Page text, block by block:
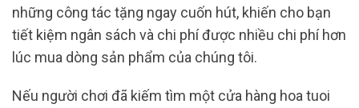
những công tác tặng ngay cuốn hút, khiến cho bạn
tiết kiệm ngân sách và chi phí được nhiều chi phí hơn
lúc mua dòng sản phẩm của chúng tôi.
Nếu người chơi đã kiếm tìm một cửa hàng hoa tuoi